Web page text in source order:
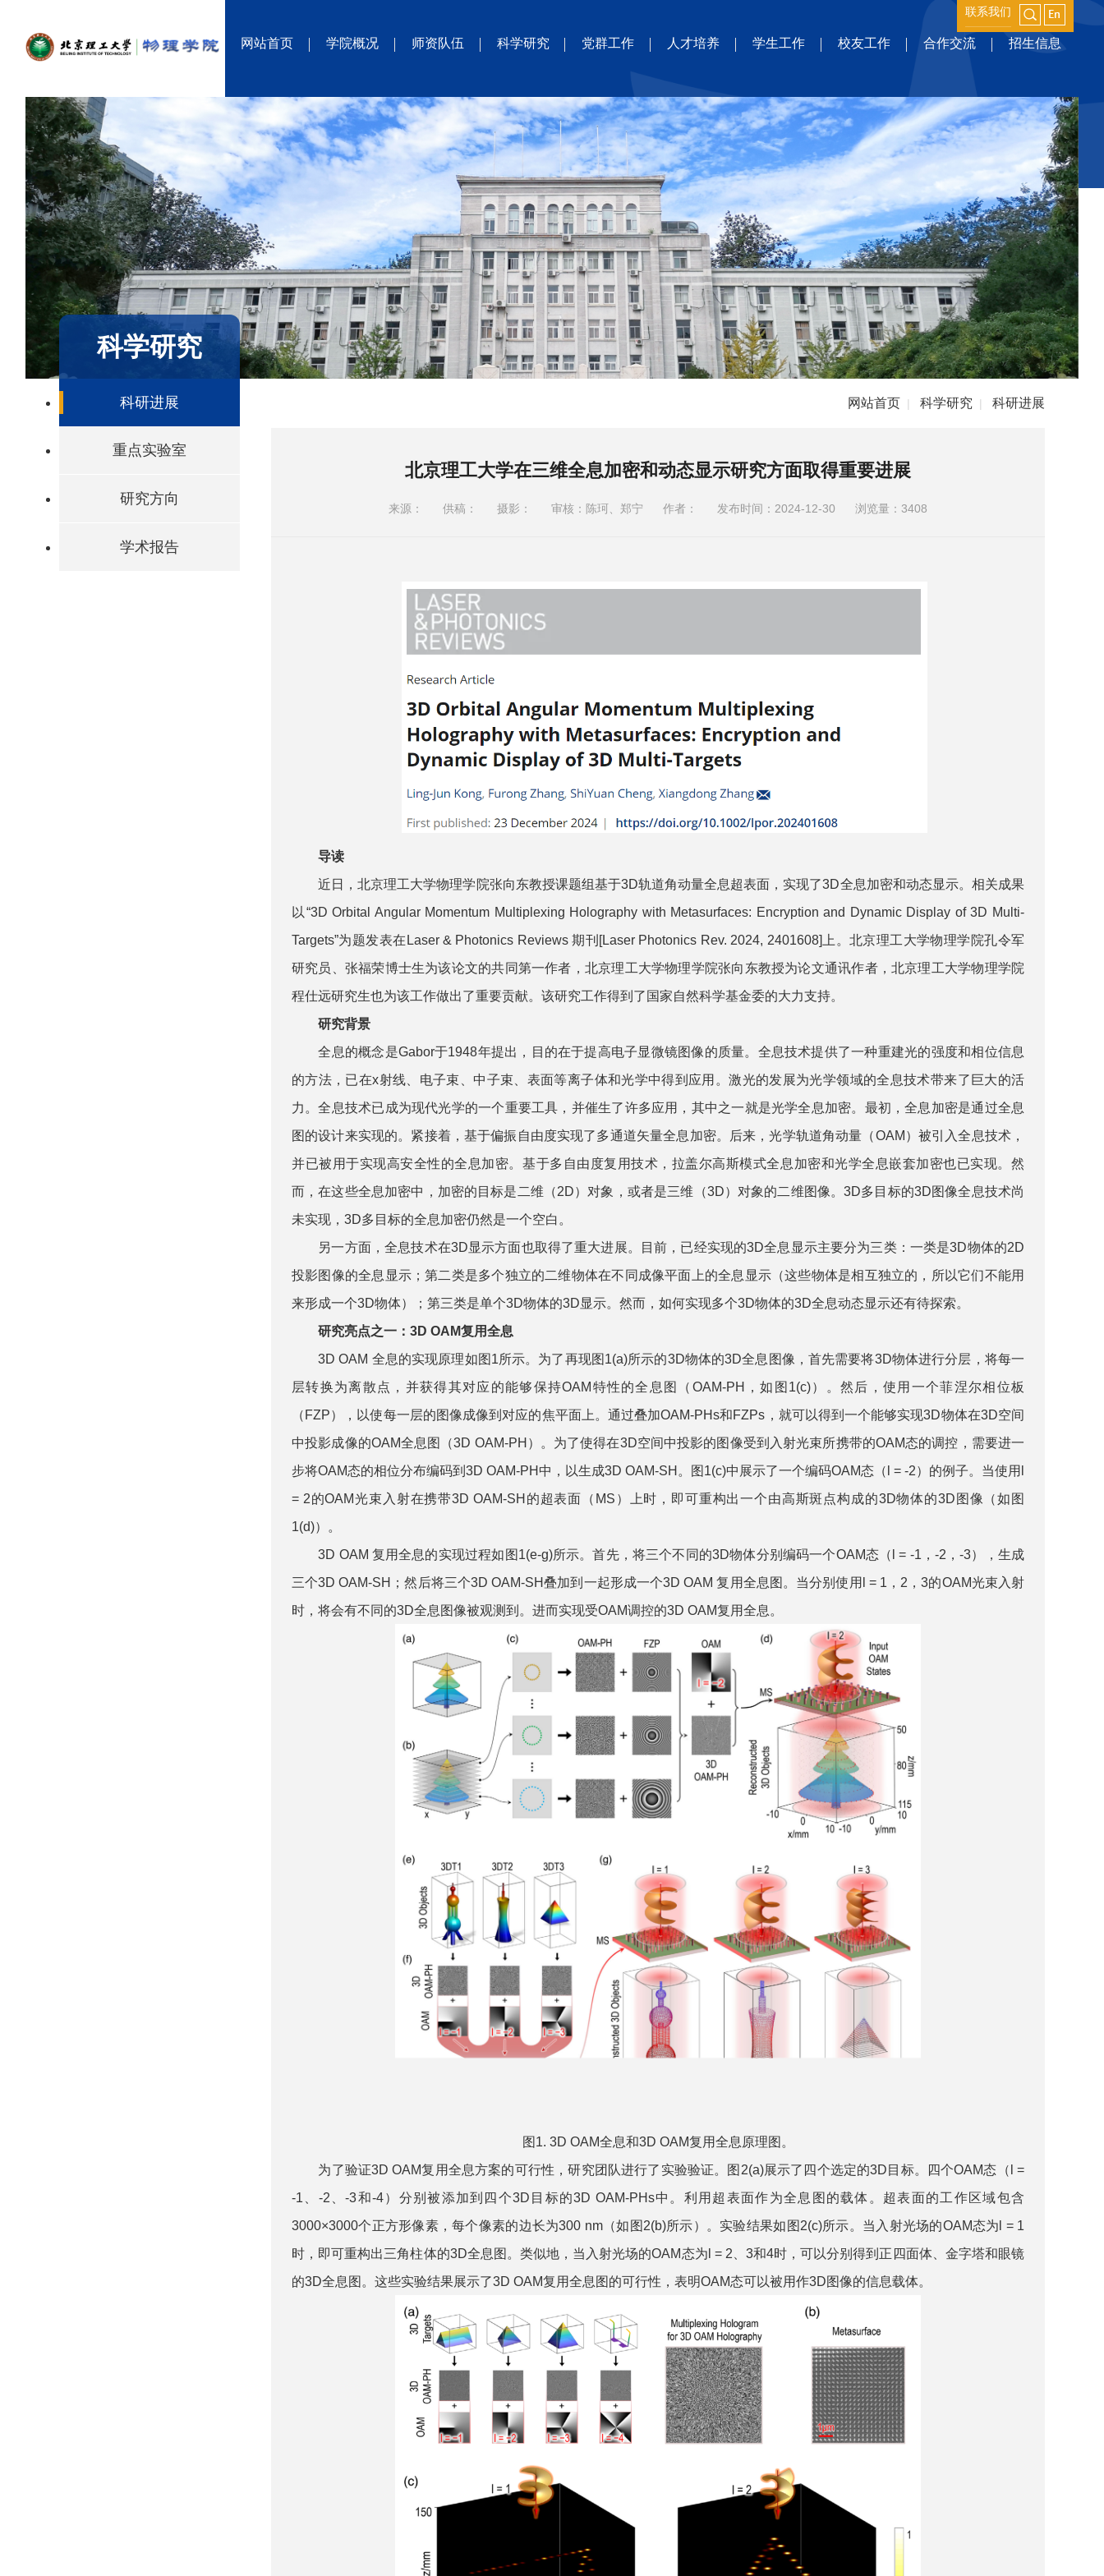
联系我们
网站首页 学院概况 师资队伍 科学研究 党群工作 人才培养 学生工作 校友工作 合作交流 招生信息
科学研究
科研进展
重点实验室
研究方向
学术报告
网站首页 | 科学研究 | 科研进展
北京理工大学在三维全息加密和动态显示研究方面取得重要进展
来源： 供稿： 摄影： 审核：陈珂、郑宁 作者： 发布时间：2024-12-30 浏览量： 3408
导读
近日，北京理工大学物理学院张向东教授课题组基于3D轨道角动量全息超表面，实现了3D全息加密和动态显示。相关成果
以“3D Orbital Angular Momentum Multiplexing Holography with Metasurfaces: Encryption and Dynamic Display of 3D Multi-
Targets”为题发表在Laser & Photonics Reviews 期刊[Laser Photonics Rev. 2024, 2401608]上。北京理工大学物理学院孔令军
研究员、张福荣博士生为该论文的共同第一作者，北京理工大学物理学院张向东教授为论文通讯作者，北京理工大学物理学院
程仕远研究生也为该工作做出了重要贡献。该研究工作得到了国家自然科学基金委的大力支持。
研究背景
全息的概念是Gabor于1948年提出，目的在于提高电子显微镜图像的质量。全息技术提供了一种重建光的强度和相位信息
的方法，已在x射线、电子束、中子束、表面等离子体和光学中得到应用。激光的发展为光学领域的全息技术带来了巨大的活
力。全息技术已成为现代光学的一个重要工具，并催生了许多应用，其中之一就是光学全息加密。最初，全息加密是通过全息
图的设计来实现的。紧接着，基于偏振自由度实现了多通道矢量全息加密。后来，光学轨道角动量（OAM）被引入全息技术，
并已被用于实现高安全性的全息加密。基于多自由度复用技术，拉盖尔高斯模式全息加密和光学全息嵌套加密也已实现。然
而，在这些全息加密中，加密的目标是二维（2D）对象，或者是三维（3D）对象的二维图像。3D多目标的3D图像全息技术尚
未实现，3D多目标的全息加密仍然是一个空白。
另一方面，全息技术在3D显示方面也取得了重大进展。目前，已经实现的3D全息显示主要分为三类：一类是3D物体的2D
投影图像的全息显示；第二类是多个独立的二维物体在不同成像平面上的全息显示（这些物体是相互独立的，所以它们不能用
来形成一个3D物体）；第三类是单个3D物体的3D显示。然而，如何实现多个3D物体的3D全息动态显示还有待探索。
研究亮点之一：3D OAM复用全息
3D OAM 全息的实现原理如图1所示。为了再现图1(a)所示的3D物体的3D全息图像，首先需要将3D物体进行分层，将每一
层转换为离散点，并获得其对应的能够保持OAM特性的全息图（OAM-PH，如图1(c)）。然后，使用一个菲涅尔相位板
（FZP），以使每一层的图像成像到对应的焦平面上。通过叠加OAM-PHs和FZPs，就可以得到一个能够实现3D物体在3D空间
中投影成像的OAM全息图（3D OAM-PH）。为了使得在3D空间中投影的图像受到入射光束所携带的OAM态的调控，需要进一
步将OAM态的相位分布编码到3D OAM-PH中，以生成3D OAM-SH。图1(c)中展示了一个编码OAM态（l = -2）的例子。当使用l
= 2的OAM光束入射在携带3D OAM-SH的超表面（MS）上时，即可重构出一个由高斯斑点构成的3D物体的3D图像（如图
1(d)）。
3D OAM 复用全息的实现过程如图1(e-g)所示。首先，将三个不同的3D物体分别编码一个OAM态（l = -1，-2，-3），生成
三个3D OAM-SH；然后将三个3D OAM-SH叠加到一起形成一个3D OAM 复用全息图。当分别使用l = 1，2，3的OAM光束入射
时，将会有不同的3D全息图像被观测到。进而实现受OAM调控的3D OAM复用全息。
图1. 3D OAM全息和3D OAM复用全息原理图。
为了验证3D OAM复用全息方案的可行性，研究团队进行了实验验证。图2(a)展示了四个选定的3D目标。四个OAM态（l =
-1、-2、-3和-4）分别被添加到四个3D目标的3D OAM-PHs中。利用超表面作为全息图的载体。超表面的工作区域包含
3000×3000个正方形像素，每个像素的边长为300 nm（如图2(b)所示）。实验结果如图2(c)所示。当入射光场的OAM态为l = 1
时，即可重构出三角柱体的3D全息图。类似地，当入射光场的OAM态为l = 2、3和4时，可以分别得到正四面体、金字塔和眼镜
的3D全息图。这些实验结果展示了3D OAM复用全息图的可行性，表明OAM态可以被用作3D图像的信息载体。